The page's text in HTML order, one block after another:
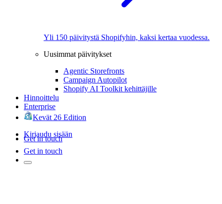
Yli 150 päivitystä Shopifyhin, kaksi kertaa vuodessa.
Uusimmat päivitykset
Agentic Storefronts
Campaign Autopilot
Shopify AI Toolkit kehittäjille
Hinnoittelu
Enterprise
Kevät 26 Edition
Kirjaudu sisään
Get in touch
Get in touch